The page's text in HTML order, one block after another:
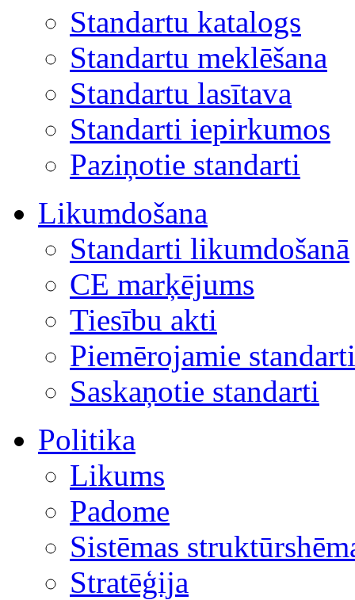
Standartu katalogs
Standartu meklēšana
Standartu lasītava
Standarti iepirkumos
Paziņotie standarti
Likumdošana
Standarti likumdošanā
CE marķējums
Tiesību akti
Piemērojamie standarti
Saskaņotie standarti
Politika
Likums
Padome
Sistēmas
Stratēģija